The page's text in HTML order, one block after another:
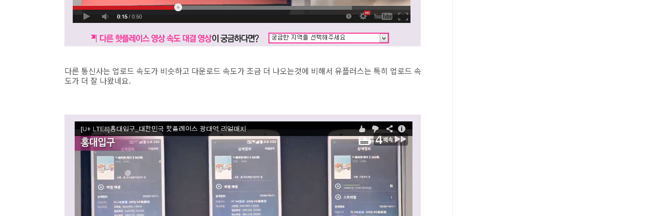
다른 통신사는 업로드 속도가 비슷하고 다운로드 속도가 조금 더 나오는것에 비해서 유플러스는 특히 업로드 속
도가 더 잘 나왔네요.